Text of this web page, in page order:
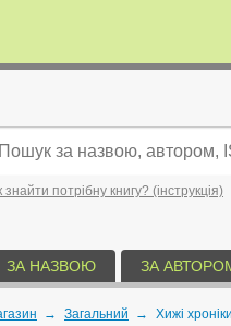
знайти потрібну книгу? (інструкція)
ЗА НАЗВОЮ ЗА
→ Загальний → Хижі